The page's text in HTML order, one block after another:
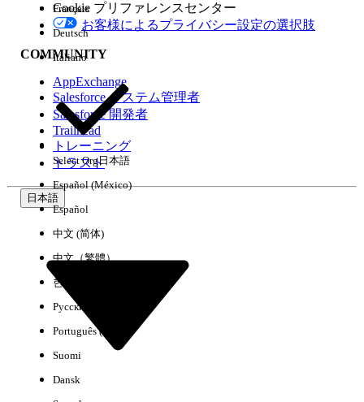
エディション
環境
Cookie プリファレンスセンター
お客様によるプライバシー設定の選択肢
COMMUNITY
AppExchange
Salesforce システム管理者
Salesforce 開発者
Trailhead
トレーニング
トラスト
日本語
Français
Deutsch
Italiano
Select Org日本語
Español (México)
Español
中文 (简体)
中文（繁體）
한국어
Русский
Português (Brasil)
Suomi
Dansk